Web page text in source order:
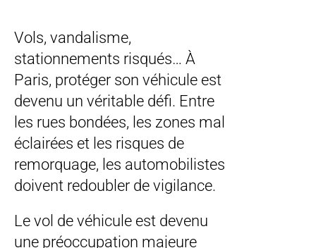
Vols, vandalisme,
stationnements risqués… À
Paris, protéger son véhicule est
devenu un véritable défi. Entre
les rues bondées, les zones mal
éclairées et les risques de
remorquage, les automobilistes
doivent redoubler de vigilance.
Le vol de véhicule est devenu
une préoccupation majeure